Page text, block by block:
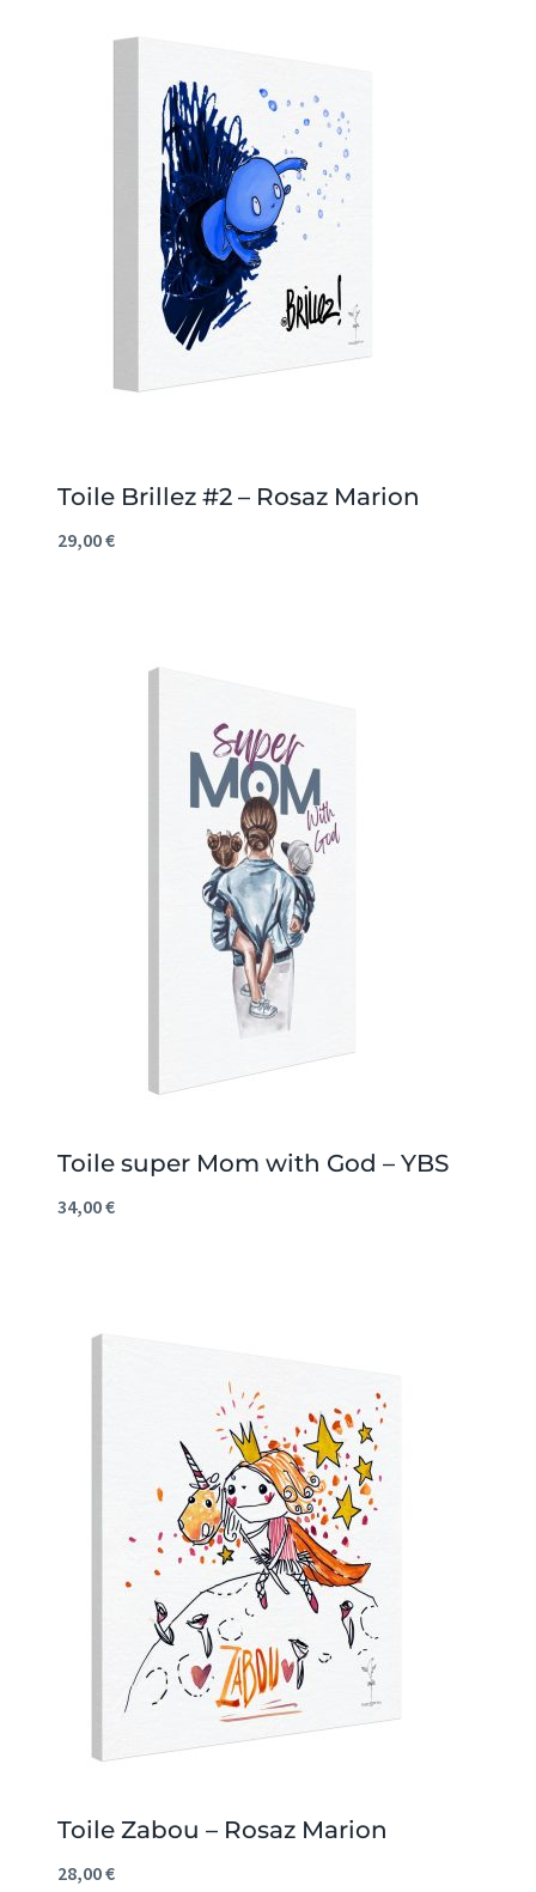
Toile Brillez #2 – Rosaz Marion
29,00€
Toile super Mom with God – YBS
34,00€
Toile Zabou – Rosaz Marion
28,00€